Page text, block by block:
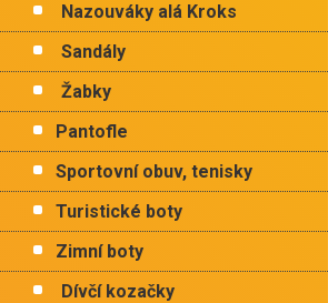
Nazouváky alá Kroks
Sandály
Žabky
Pantofle
Sportovní obuv, tenisky
Turistické boty
Zimní boty
Dívčí kozačky